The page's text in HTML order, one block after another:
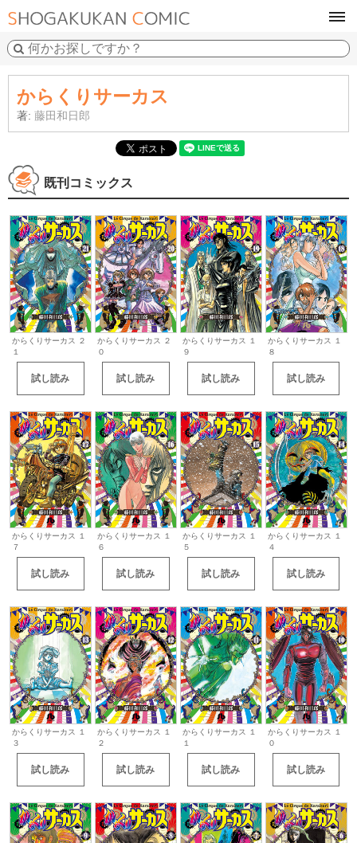
からくりサーカス
著: 藤田和日郎
既刊コミックス
からくりサーカス ２
１
試し読み
からくりサーカス ２
０
試し読み
からくりサーカス １
９
試し読み
からくりサーカス １
８
試し読み
からくりサーカス １
７
試し読み
からくりサーカス １
６
試し読み
からくりサーカス １
５
試し読み
からくりサーカス １
４
試し読み
からくりサーカス １
３
試し読み
からくりサーカス １
２
試し読み
からくりサーカス １
１
試し読み
からくりサーカス １
０
試し読み